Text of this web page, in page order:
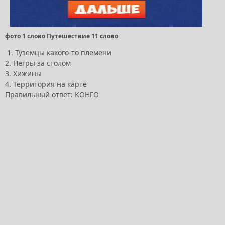
фото 1 слово Путешествие 11 слово
1. Туземцы какого-то племени
2. Негры за столом
3. Хижины
4. Территория на карте
Правильный ответ: КОНГО